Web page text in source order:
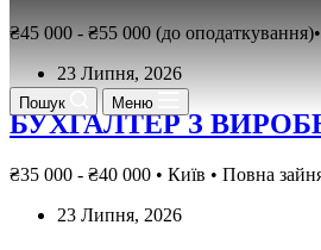
Пошук Меню
₴45 000 - ₴55 000 (до
23 Липня, 2026
БУХГАЛТЕР З
₴35 000 - ₴40 000 • Київ • Повна
23 Липня, 2026